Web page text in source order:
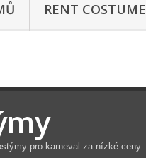
RENT COSTUME
pro karneval za nízké ceny